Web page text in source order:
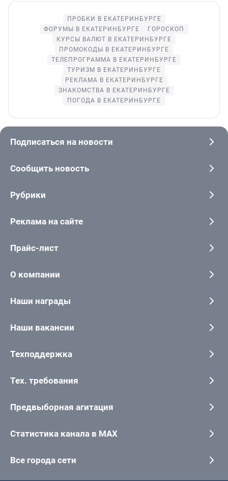
ПРОБКИ В ЕКАТЕРИНБУРГЕ
ФОРУМЫ В ЕКАТЕРИНБУРГЕ
ГОРОСКОП
КУРСЫ ВАЛЮТ В ЕКАТЕРИНБУРГЕ
ПРОМОКОДЫ В ЕКАТЕРИНБУРГЕ
ТЕЛЕПРОГРАММА В ЕКАТЕРИНБУРГЕ
ТУРИЗМ В ЕКАТЕРИНБУРГЕ
РЕКЛАМА В ЕКАТЕРИНБУРГЕ
ЗНАКОМСТВА В ЕКАТЕРИНБУРГЕ
ПОГОДА В ЕКАТЕРИНБУРГЕ
Подписаться на новости
Сообщить новость
Рубрики
Реклама на сайте
Прайс-лист
О компании
Наши награды
Наши вакансии
Техподдержка
Тех. требования
Предвыборная агитация
Статистика канала в MAX
Все города сети